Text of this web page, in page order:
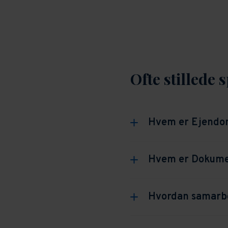
Ofte stillede
Hvem er
Hvem er
Hvad er
Hvordan